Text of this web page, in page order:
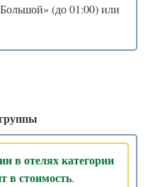
(до 01:00) или
в отелях категории
в стоимость.